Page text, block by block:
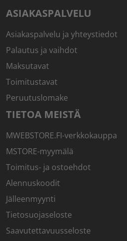
ASIAKASPALVELU
Asiakaspalvelu ja yhteystiedot
Palautus ja vaihdot
Maksutavat
Toimitustavat
Peruutuslomake
TIETOA MEISTÄ
MWEBSTORE.FI-verkkokauppa
MSTORE-myymälä
Toimitus- ja ostoehdot
Alennuskoodit
Jälleenmyynti
Tietosuojaseloste
Saavutettavuusseloste